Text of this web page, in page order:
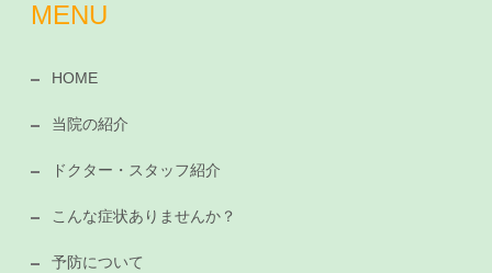
MENU
HOME
当院の紹介
ドクター・スタッフ紹介
こんな症状ありませんか？
予防について